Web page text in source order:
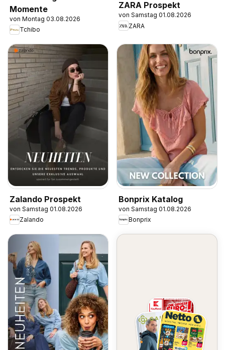
Momente
von Montag 03.08.2026
Tchibo
ZARA Prospekt
von Samstag 01.08.2026
ZARA
Zalando Prospekt
von Samstag 01.08.2026
Zalando
Bonprix Katalog
von Samstag 01.08.2026
Bonprix